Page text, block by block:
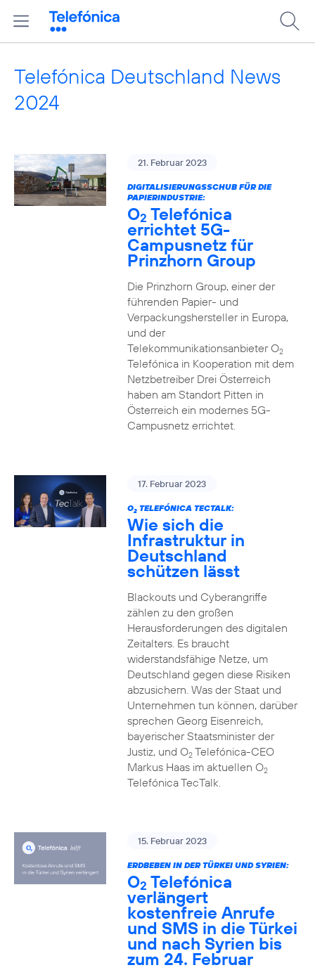
Telefónica Deutschland News
2024
21. Februar 2023
DIGITALISIERUNGSSCHUB FÜR DIE
PAPIERINDUSTRIE:
O2 Telefónica
errichtet 5G-
Campusnetz für
Prinzhorn Group
Die Prinzhorn Group, einer der
führenden Papier- und
Verpackungshersteller in Europa,
und der
Telekommunikationsanbieter O2
Telefónica in Kooperation mit dem
Netzbetreiber Drei Österreich
haben am Standort Pitten in
Österreich ein modernes 5G-
Campusnetz errichtet.
17. Februar 2023
O2TELEFÓNICA TECTALK:
Wie sich die
Infrastruktur in
Deutschland
schützen lässt
Blackouts und Cyberangriffe
zählen zu den großen
Herausforderungen des digitalen
Zeitalters. Es braucht
widerstandsfähige Netze, um
Deutschland gegen diese Risiken
abzusichern. Was der Staat und
Unternehmen tun können, darüber
sprechen Georg Eisenreich,
bayerischer Staatsminister der
Justiz, und O2Telefónica-CEO
Markus Haas im aktuellen O2
Telefónica TecTalk.
15. Februar 2023
ERDBEBEN IN DER TÜRKEI UND SYRIEN:
O2 Telefónica
verlängert
kostenfreie Anrufe
und SMS in die Türkei
und nach Syrien bis
zum 24. Februar